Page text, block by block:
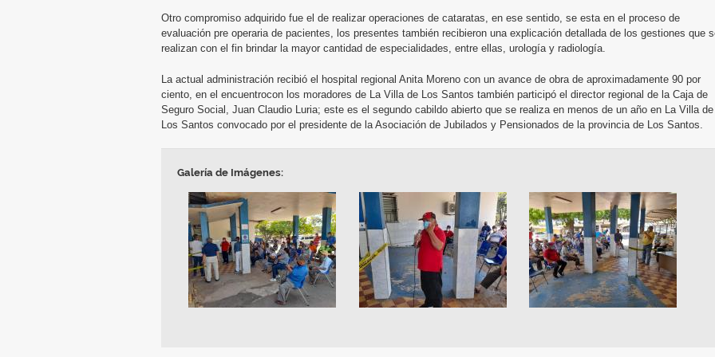
Otro compromiso adquirido fue el de realizar operaciones de cataratas, en ese sentido, se esta en el proceso de
evaluación pre operaria de pacientes, los presentes también recibieron una explicación detallada de los gestiones que
realizan con el fin brindar la mayor cantidad de especialidades, entre ellas, urología y radiología.
La actual administración recibió el hospital regional Anita Moreno con un avance de obra de aproximadamente 90 por
ciento, en el encuentrocon los moradores de La Villa de Los Santos también participó el director regional de la Caja de
Seguro Social, Juan Claudio Luria; este es el segundo cabildo abierto que se realiza en menos de un año en La Villa de
Los Santos convocado por el presidente de la Asociación de Jubilados y Pensionados de la provincia de Los Santos.
Galería de Imágenes: